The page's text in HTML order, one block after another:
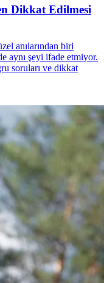
Dikkat Edilmesi
anılarından biri
aynı şeyi ifade etmiyor.
soruları ve dikkat